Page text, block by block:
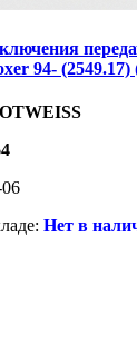
94- (2549.17)
Нет в